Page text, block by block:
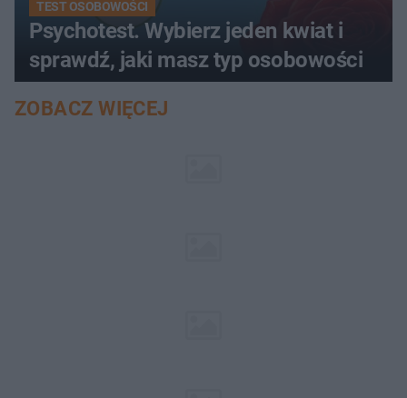
TEST OSOBOWOŚCI
Psychotest. Wybierz jeden kwiat i
sprawdź, jaki masz typ osobowości
ZOBACZ WIĘCEJ